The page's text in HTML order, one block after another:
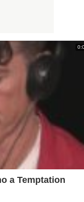
a Temptation